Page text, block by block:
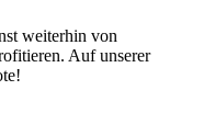
weiterhin von
Auf unserer